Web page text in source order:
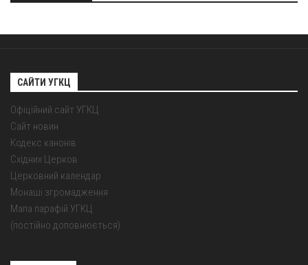
САЙТИ УГКЦ
Офіційний сайт УГКЦ
Сайт новин
Кодекс канонів
Східних Церков
Церковний календар
Монаші згромадження
Мапа парафій УГКЦ
(постійно доповнюється)